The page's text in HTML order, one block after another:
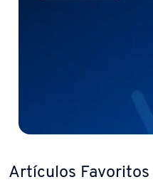
Artículos Favoritos